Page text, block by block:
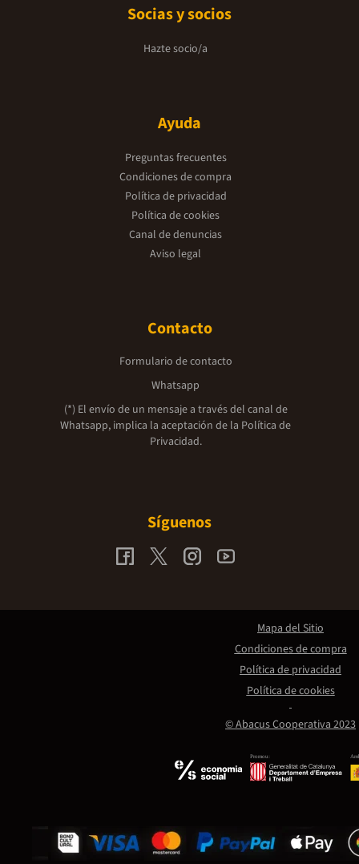
Socias y socios
Hazte socio/a
Ayuda
Preguntas frecuentes
Condiciones de compra
Política de privacidad
Política de cookies
Canal de denuncias
Aviso legal
Contacto
Formulario de contacto
Whatsapp
(*) El envío de un mensaje a través del canal de
Whatsapp, implica la aceptación de la Política de
Privacidad.
Síguenos
Promou:
© Abacus Cooperativa 2023
Mapa del Sitio
Condiciones de compra
Política de privacidad
Política de cookies